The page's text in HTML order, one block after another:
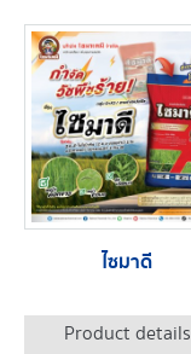
ไซมาดี
Product details